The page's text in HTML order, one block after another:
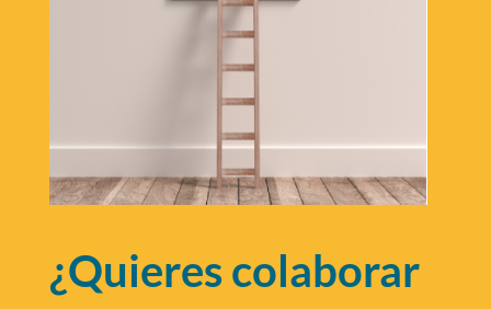
¿Quieres colaborar